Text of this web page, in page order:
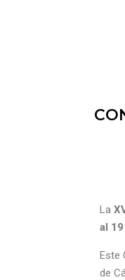
La
al
Este
de